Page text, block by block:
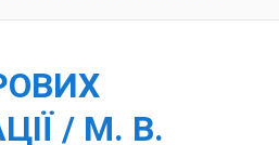
/ М. В.